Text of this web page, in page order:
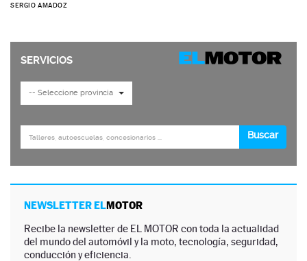
SERGIO AMADOZ
NEWSLETTER ELMOTOR
Recibe la newsletter de EL MOTOR con toda la actualidad
del mundo del automóvil y la moto, tecnología, seguridad,
conducción y eficiencia.